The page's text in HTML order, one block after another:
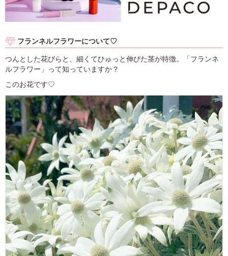
フランネルフラワーについて♡
つんとした花びらと、細くてひゅっと伸びた茎が特徴。「フランネ
ルフラワー」って知っていますか？
このお花です♡